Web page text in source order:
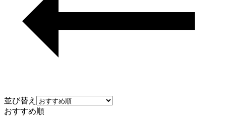
並び替え
おすすめ順